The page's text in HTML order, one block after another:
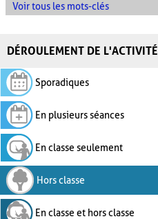
Voir tous les mots-clés
DÉROULEMENT DE L'ACTIVITÉ
Sporadiques
En plusieurs séances
En classe seulement
Hors classe
En classe et hors classe